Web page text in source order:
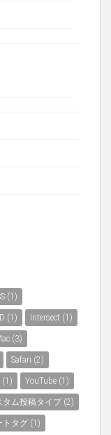
(1)
(1) Intersect (1)
(3)
Safari (2)
(1) YouTube (1)
タム投稿タイプ (2)
トタグ (1)